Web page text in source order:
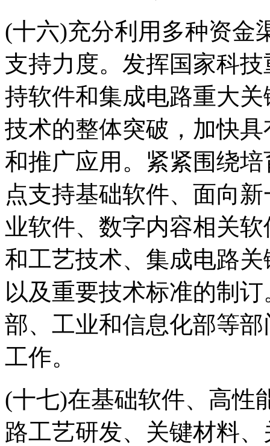
(十六)充分利用多种资金
支持力度。发挥国家科
持软件和集成电路重大
技术的整体突破，加快
和推广应用。紧紧围绕
点支持基础软件、面向
业软件、数字内容相关
和工艺技术、集成电路
以及重要技术标准的制
部、工业和信息化部等
工作。
(十七)在基础软件、高性
路工艺研发、关键材料